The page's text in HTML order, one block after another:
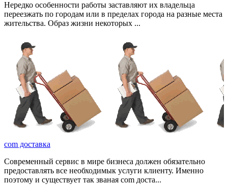
Нередко особенности работы заставляют их владельца
переезжать по городам или в пределах города на разные места
жительства. Образ жизни некоторых ...
com доставка
Современный сервис в мире бизнеса должен обязательно
предоставлять все необходимык услуги клиенту. Именно
поэтому и существует так званая com доста...